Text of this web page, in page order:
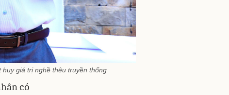
giá trị nghề thêu truyền thống
có